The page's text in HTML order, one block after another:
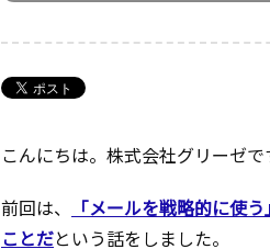
こんにちは。株式会社グリーゼで
前回は、
「メールを戦略的に使
ことだという話をしました。